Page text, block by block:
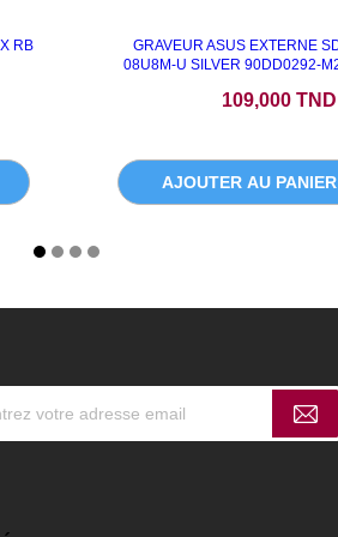
RB
GRAVEUR ASUS EXTERNE
08U8M-U SILVER 90DD0292-
109,000 TND
AJOUTER AU PANIER